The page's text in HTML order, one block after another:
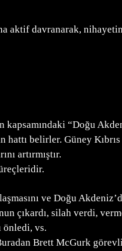
aktif davranarak,
kapsamındaki “Doğu
belirler. Güney
artırmıştır.
ve Doğu
çıkardı, silah verdi,
önledi, vs.
Brett McGurk